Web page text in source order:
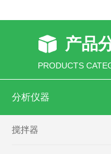
产品
PRODUCTS
分析仪器
搅拌器